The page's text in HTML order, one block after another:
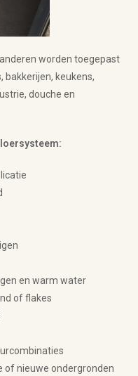
worden toegepast
bakkerijen, keukens,
douche en
en warm water
of flakes
of nieuwe ondergronden